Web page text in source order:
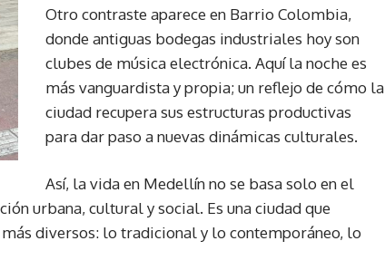
Otro contraste aparece en Barrio Colombia,
donde antiguas bodegas industriales hoy son
clubes de música electrónica. Aquí la noche es
más vanguardista y propia; un reflejo de cómo la
ciudad recupera sus estructuras productivas
para dar paso a nuevas dinámicas culturales.
Así, la vida en Medellín no se basa solo en el
urbana, cultural y social. Es una ciudad que
diversos: lo tradicional y lo contemporáneo, lo